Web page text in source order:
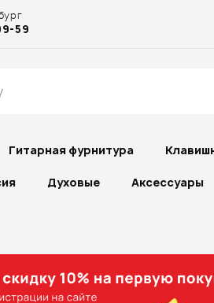
59
Гитарная фурнитура
Духовые Аксессуары